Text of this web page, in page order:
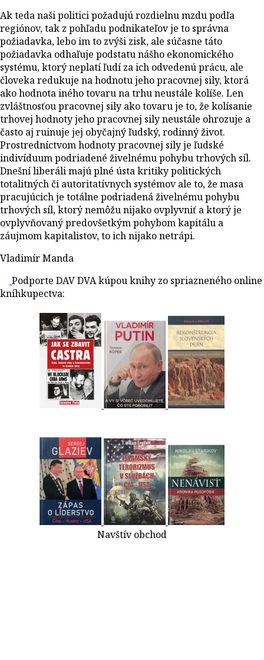
Ak teda naši politici požadujú rozdielnu mzdu podľa
regiónov, tak z pohľadu podnikateľov je to správna
požiadavka, lebo im to zvýši zisk, ale súčasne táto
požiadavka odhaľuje podstatu nášho ekonomického
systému, ktorý neplatí ľudí za ich odvedenú prácu, ale
človeka redukuje na hodnotu jeho pracovnej sily, ktorá
ako hodnota iného tovaru na trhu neustále kolíše. Len
zvláštnosťou pracovnej sily ako tovaru je to, že kolísanie
trhovej hodnoty jeho pracovnej sily neustále ohrozuje a
často aj ruinuje jej obyčajný ľudský, rodinný život.
Prostredníctvom hodnoty pracovnej sily je ľudské
indivíduum podriadené živelnému pohybu trhových síl.
Dnešní liberáli majú plné ústa kritiky politických
totalitných či autoritatívnych systémov ale to, že masa
pracujúcich je totálne podriadená živelnému pohybu
trhových síl, ktorý nemôžu nijako ovplyvniť a ktorý je
ovplyvňovaný predovšetkým pohybom kapitálu a
záujmom kapitalistov, to ich nijako netrápi.
Vladimír Manda
Podporte DAV DVA kúpou knihy zo spriazneného online
kníhkupectva:
Navštív obchod